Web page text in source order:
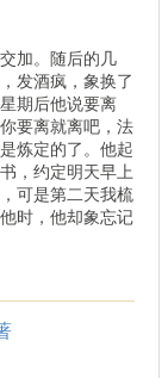
加。随后的几
发酒疯，象换了
期后他说要离
要离就离吧，法
炼定的了。他起
，约定明天早上
可是第二天我梳
时，他却象忘记